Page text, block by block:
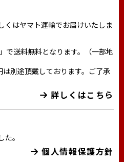
くはヤマト運輸でお届けいたしま
で送料無料となります。（一部地
別途頂戴しております。ご了承
詳しくはこちら
。
個人情報保護方針